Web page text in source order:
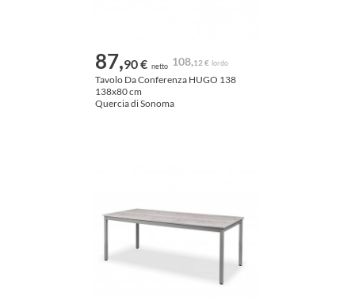
87,90 € netto 108,12 € lordo
Tavolo Da Conferenza HUGO 138
138x80 cm
Quercia di Sonoma